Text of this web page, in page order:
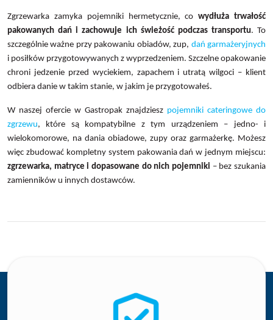
Zgrzewarka zamyka pojemniki hermetycznie, cowydłuża trwałość
pakowanych dań i zachowuje ich świeżość podczas transportu. To
szczególnie ważne przy pakowaniu obiadów, zup, dań garmażeryjnych
i posiłków przygotowywanych z wyprzedzeniem. Szczelne opakowanie
chroni jedzenie przed wyciekiem, zapachem i utratą wilgoci – klient
odbiera danie w takim stanie, w jakim je przygotowałeś.
W naszej ofercie w Gastropak znajdziesz pojemniki cateringowe do
zgrzewu, które są kompatybilne z tym urządzeniem – jedno- i
wielokomorowe, na dania obiadowe, zupy oraz garmażerkę. Możesz
więc zbudować kompletny system pakowania dań w jednym miejscu:
zgrzewarka, matryce i dopasowane do nich pojemniki – bez szukania
zamienników u innych dostawców.